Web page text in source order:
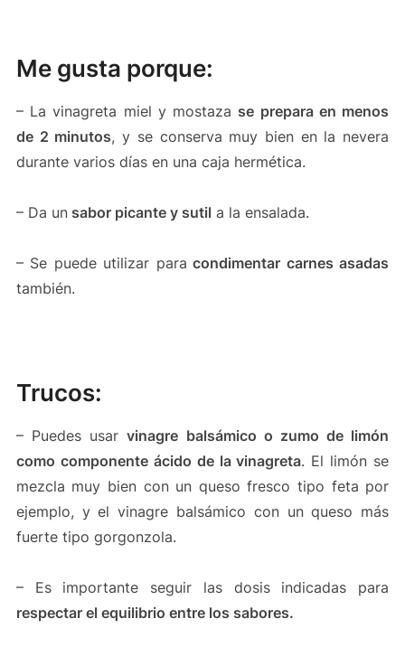
Me gusta porque:
– La vinagreta miel y mostaza se prepara en menos
de 2 minutos, y se conserva muy bien en la nevera
durante varios días en una caja hermética.
– Da unsabor picante y sutil a la ensalada.
– Se puede utilizar para condimentar carnes asadas
también.
Trucos:
– Puedes usarvinagre balsámico o zumo de limón
como componente ácido de la vinagreta. El limón se
mezcla muy bien con un queso fresco tipo feta por
ejemplo, y el vinagre balsámico con un queso más
fuerte tipo gorgonzola.
– Es importante seguir las dosis indicadas para
respectar el equilibrio entre los sabores.